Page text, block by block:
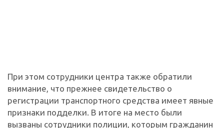
При этом сотрудники центра также обратили
внимание, что прежнее свидетельство о
регистрации транспортного средства имеет явные
признаки подделки. В итоге на место были
вызваны сотрудники полиции, которым гражданин